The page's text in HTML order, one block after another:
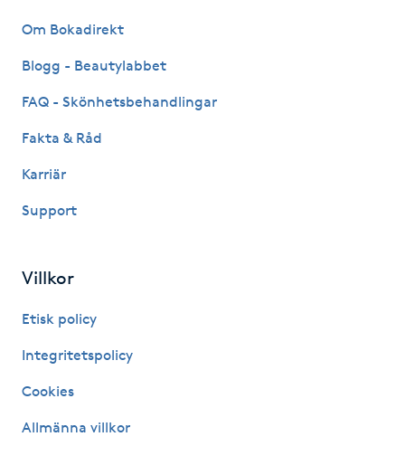
Färgning
Föning
G
Gravidmassage
Om Bokadirekt
Blogg - Beautylabbet
FAQ - Skönhetsbehandlingar
Fakta & Råd
Karriär
Support
Villkor
Etisk policy
Integritetspolicy
Cookies
Allmänna villkor